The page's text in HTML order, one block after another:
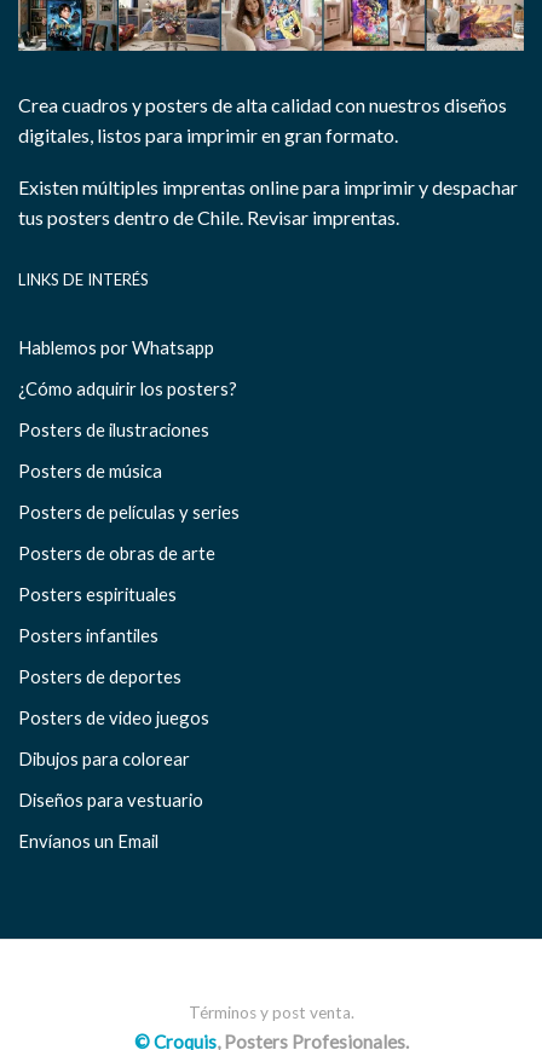
Crea cuadros y posters de alta calidad con nuestros diseños
digitales, listos para imprimir en gran formato.
Existen múltiples imprentas online para imprimir y despachar
tus posters dentro de Chile. Revisar imprentas.
LINKS DE INTERÉS
Hablemos por Whatsapp
¿Cómo adquirir los posters?
Posters de ilustraciones
Posters de música
Posters de películas y series
Posters de obras de arte
Posters espirituales
Posters infantiles
Posters de deportes
Posters de video juegos
Dibujos para colorear
Diseños para vestuario
Envíanos un Email
Términos y post venta.
© Croquis, Posters Profesionales.